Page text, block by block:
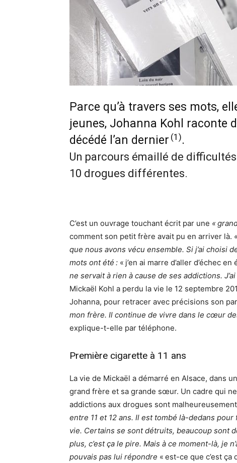
Parce qu’à travers ses mots,
jeunes, Johanna Kohl raconte
décédé l’an dernier (1).
Un parcours émaillé de
10 drogues différentes.
C’est un ouvrage touchant écrit par une «
comment son petit frère avait pu en arriver là.
que nous avons vécu ensemble. Si j’ai choisi
mots ont été : « j’en ai marre d’aller d’échec en
ne servait à rien à cause de ses addictions.
Mickaël Kohl a perdu la vie le 12 septembre
Johanna, pour retracer avec précisions son
mon frère. Il continue de vivre dans le cœur
explique-t-elle par téléphone.
Première cigarette à 11 ans
La vie de Mickaël a démarré en Alsace, dans
grand frère et sa grande sœur. Un cadre qui
addictions aux drogues sont
entre 11 et 12 ans. Il est tombé là-dedans
vie. Certains se sont détruits, beaucoup sont
plus, c’est ça le pire. Mais à ce moment-là, je
pouvais pas lui répondre « est-ce que c’est ça